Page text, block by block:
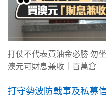
打仗不代表買油金必勝 勿
澳元可財息兼收｜百萬倉
打守勢波防戰事及私募